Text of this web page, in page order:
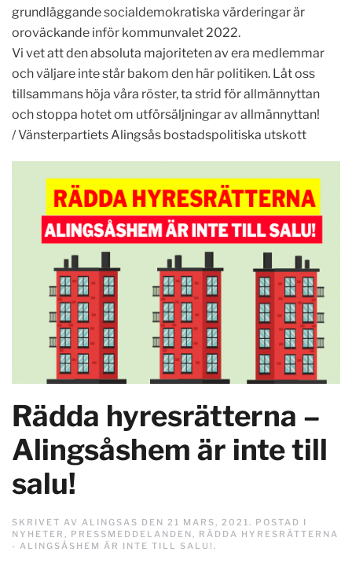
grundläggande socialdemokratiska värderingar är
oroväckande inför kommunvalet 2022.
Vi vet att den absoluta majoriteten av era medlemmar
och väljare inte står bakom den här politiken. Låt oss
tillsammans höja våra röster, ta strid för allmännyttan
och stoppa hotet om utförsäljningar av allmännyttan!
/ Vänsterpartiets Alingsås bostadspolitiska utskott
Rädda hyresrätterna –
Alingsåshem är inte till
salu!
SKRIVET AV ALINGSAS DEN 21 MARS, 2021. POSTAD I
NYHETER , PRESSMEDDELANDEN, RÄDDA HYRESRÄTTERNA
- ALINGSÅSHEM ÄR INTE TILL SALU! .